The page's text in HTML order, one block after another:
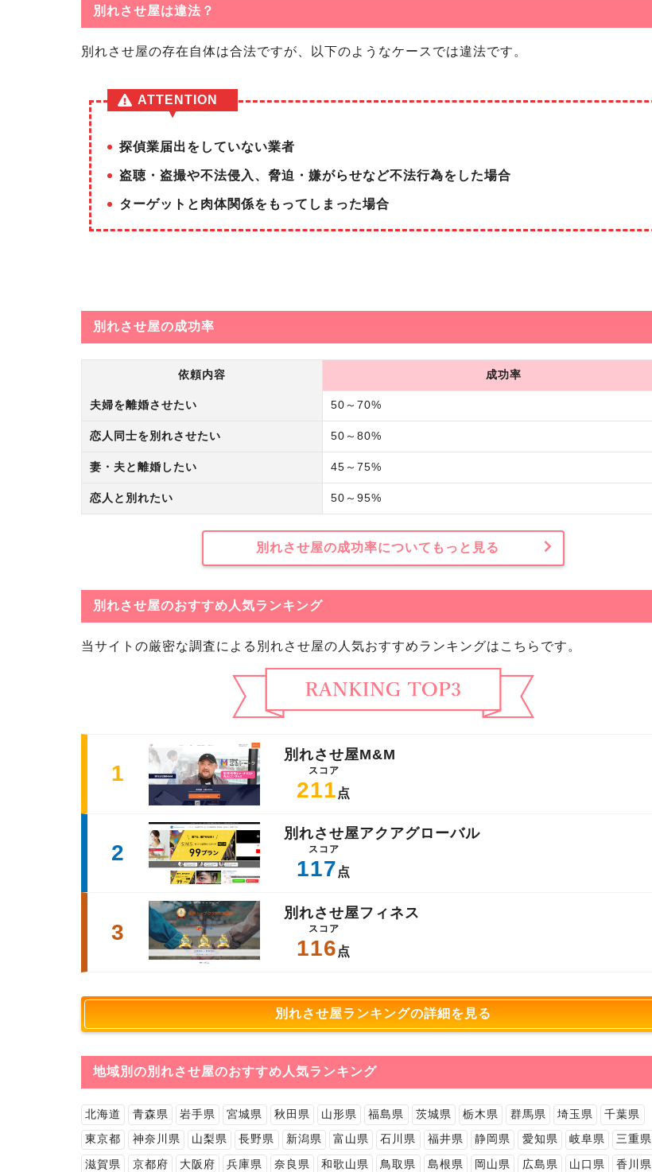
別れさせ屋は違法？
別れさせ屋の存在自体は合法ですが、以下のようなケースでは違法です。
ATTENTION
探偵業届出をしていない業者
盗聴・盗撮や不法侵入、脅迫・嫌がらせなど不法行為をした場合
ターゲットと肉体関係をもってしまった場合
別れさせ屋の成功率
依頼内容 成功率
夫婦を離婚させたい 50～70%
恋人同士を別れさせたい 50～80%
妻・夫と離婚したい 45～75%
恋人と別れたい 50～95%
別れさせ屋の成功率についてもっと見る
別れさせ屋のおすすめ人気ランキング
当サイトの厳密な調査による別れさせ屋の人気おすすめランキングはこちらです。
1
別れさせ屋M&M
スコア
211 点
2
別れさせ屋アクアグローバル
スコア
117 点
3
別れさせ屋フィネス
スコア
116 点
別れさせ屋ランキングの詳細を見る
地域別の別れさせ屋のおすすめ人気ランキング
北海道 青森県 岩手県 宮城県 秋田県 山形県 福島県 茨城県 栃木県 群馬県 埼玉県
千葉県
東京都
神奈川県 山梨県 長野県 新潟県 富山県 石川県 福井県 静岡県 愛知県 岐阜県
三重県
滋賀県
京都府 大阪府 兵庫県 奈良県 和歌山県 鳥取県 島根県 岡山県 広島県 山口県 香川県